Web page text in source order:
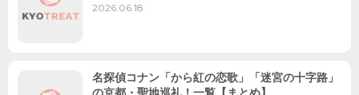
2026.06.18
名探偵コナン「から紅の恋歌」「迷宮の十字路」